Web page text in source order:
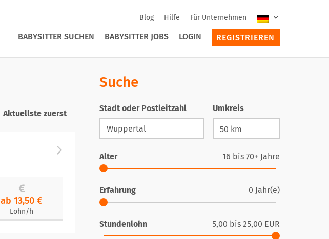
Blog Hilfe Für Unternehmen
BABYSITTER SUCHEN BABYSITTER JOBS LOGIN REGISTRIEREN
ab 13,50 €
Lohn/h
Suche
Stadt oder Postleitzahl Umkreis
Alter 16 bis 70+ Jahre
Erfahrung 0 Jahr(e)
Stundenlohn 5,00 bis 25,00 EUR